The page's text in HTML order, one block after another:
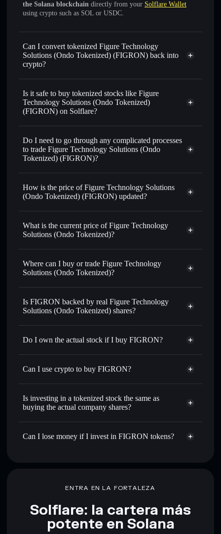
the Solana blockchain directly from your Solflare Wallet
using crypto such as SOL or USDC.
Can I convert tokenized Figure Technology
Solutions (Ondo Tokenized) (FIGRON) back into
crypto?
Figure Technology Solutions
anytime
Is it safe to buy tokenized stocks like Figure
Technology Solutions (Ondo Tokenized)
(FIGRON) on Solflare?
1:1 backed,
Do I need to go through any complicated processes
to trade Figure Technology Solutions (Ondo
Tokenized) (FIGRON)?
How is the price of Figure Technology Solutions
(Ondo Tokenized) (FIGRON) updated?
Figure Technology Solutions (Ondo
stock price
What is the current price of Figure Technology
Solutions (Ondo Tokenized)?
Figure Technology Solutions (Ondo
3.82%
Where can I buy or trade Figure Technology
Solutions (Ondo Tokenized)?
Is FIGRON backed by real Figure Technology
Solutions (Ondo Tokenized) shares?
Do I own the actual stock if I buy FIGRON?
Can I use crypto to buy FIGRON?
Is investing in a tokenized stock the same as
buying the actual company shares?
Can I lose money if I invest in FIGRON tokens?
ENTRA EN LA FORTALEZA
Solflare: la cartera más
potente en Solana